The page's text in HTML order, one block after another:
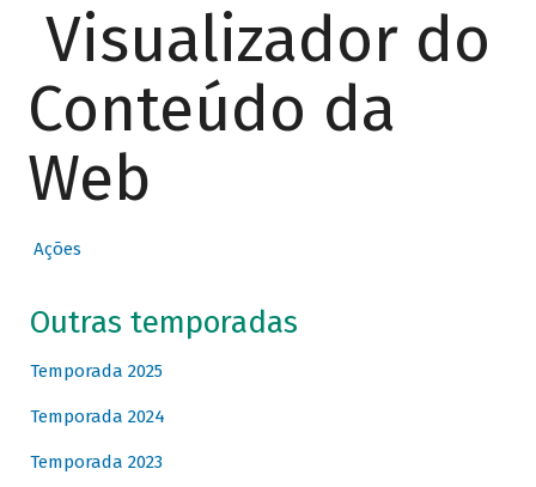
Visualizador do
Conteúdo da
Web
Ações
Outras temporadas
Temporada 2025
Temporada 2024
Temporada 2023